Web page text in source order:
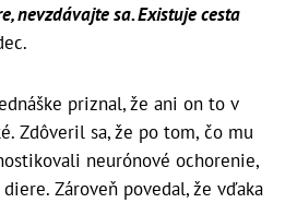
nevzdávajte sa. Existuje cesta
priznal, že ani on to v
Zdôveril sa, že po tom, čo mu
neurónové ochorenie,
Zároveň povedal, že vďaka